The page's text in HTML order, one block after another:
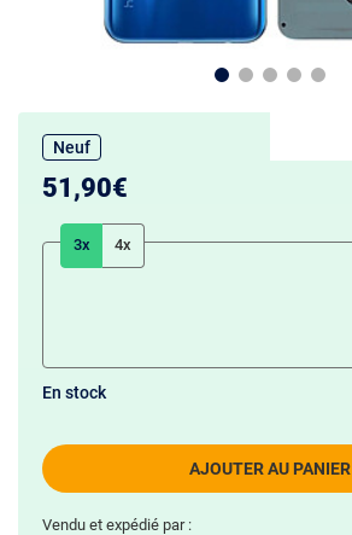
Neuf
51,90€
3x 4x
AJOUTER AU PANIER
En stock
Vendu et expédié par :